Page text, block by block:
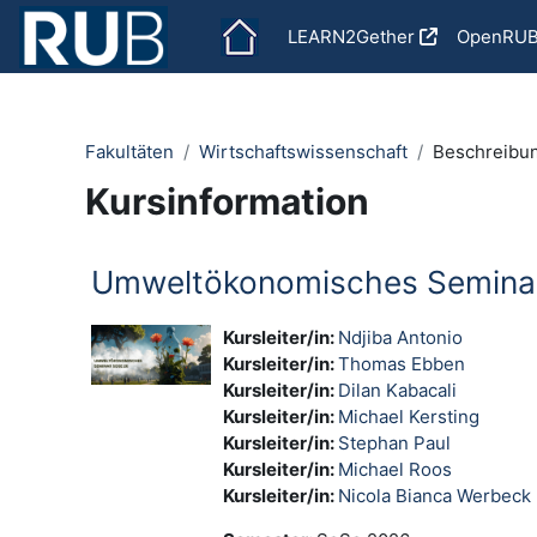
Zum Hauptinhalt
LEARN2Gether
OpenRUB
Fakultäten Wirtschaftswissenschaft
Kursinformation
Umweltökonomisches
Kursleiter/in: Ndjiba Antonio
Kursleiter/in:Thomas Ebben
Kursleiter/in: Dilan Kabacali
Kursleiter/in: Michael Kersting
Kursleiter/in: Stephan Paul
Kursleiter/in: Michael Roos
Kursleiter/in: Nicola Bianca Werbeck